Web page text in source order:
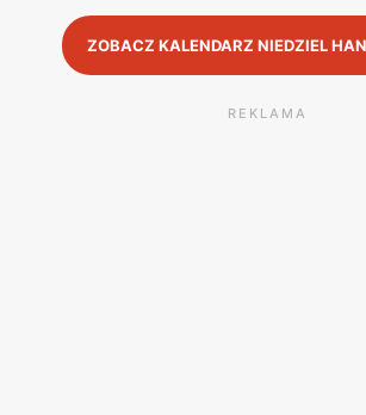
ZOBACZ KALENDARZ NIEDZIEL
REKLAMA